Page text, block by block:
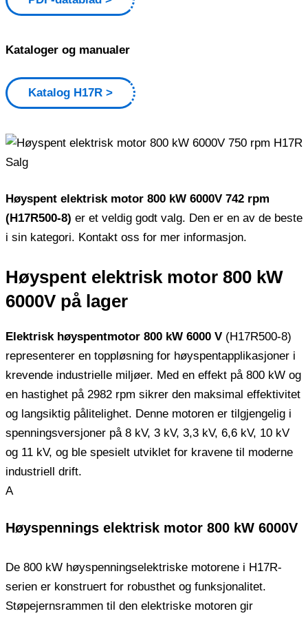
Kataloger og manualer
Katalog H17R
Høyspent elektrisk motor 800 kW 6000V 742 rpm
(H17R500-8) er et veldig godt valg. Den er en av de beste
i sin kategori. Kontakt oss for mer informasjon.
Høyspent elektrisk motor 800 kW
6000V på lager
Elektrisk høyspentmotor 800 kW 6000 V (H17R500-8)
representerer en toppløsning for høyspentapplikasjoner i
krevende industrielle miljøer. Med en effekt på 800 kW og
en hastighet på 2982 rpm sikrer den maksimal effektivitet
og langsiktig pålitelighet. Denne motoren er tilgjengelig i
spenningsversjoner på 8 kV, 3 kV, 3,3 kV, 6,6 kV, 10 kV
og 11 kV, og ble spesielt utviklet for kravene til moderne
industriell drift.
A
Høyspennings elektrisk motor 800 kW 6000V
De 800 kW høyspenningselektriske motorene i H17R-
serien er konstruert for robusthet og funksjonalitet.
Støpejernsrammen til den elektriske motoren gir